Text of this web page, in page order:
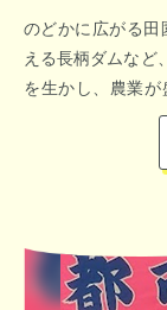
のどかに広がる田
える長柄​ダムなど
を生かし、農業が​
「ながらグリー
稲作体験やさつ
す。​収穫体験の
安全に豊かな自
観光などを週に1